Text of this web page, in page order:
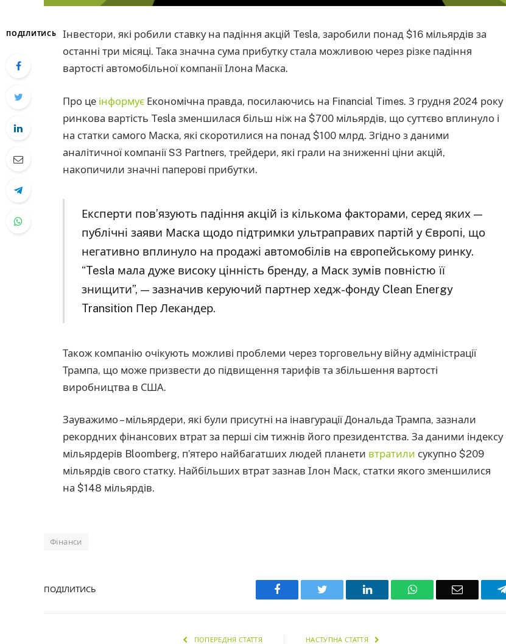
ПОДІЛИТИСЬ
Інвестори, які робили ставку на падіння акцій Tesla, заробили понад $16 мільярдів за
останні три місяці. Така значна сума прибутку стала можливою через різке падіння
вартості автомобільної компанії Ілона Маска.
Про це інформує Економічна правда, посилаючись на Financial Times. З грудня 2024 року
ринкова вартість Tesla зменшилася більш ніж на $700 мільярдів, що суттєво вплинуло і
на статки самого Маска, які скоротилися на понад $100 млрд. Згідно з даними
аналітичної компанії S3 Partners, трейдери, які грали на зниженні ціни акцій,
накопичили значні паперові прибутки.
Експерти пов’язують падіння акцій із кількома факторами, серед яких —
публічні заяви Маска щодо підтримки ультраправих партій у Європі, що
негативно вплинуло на продажі автомобілів на європейському ринку.
“Tesla мала дуже високу цінність бренду, а Маск зумів повністю її
знищити”, — зазначив керуючий партнер хедж-фонду Clean Energy
Transition Пер Лекандер.
Також компанію очікують можливі проблеми через торговельну війну адміністрації
Трампа, що може призвести до підвищення тарифів та збільшення вартості
виробництва в США.
Зауважимо – мільярдери, які були присутні на інавгурації Дональда Трампа, зазнали
рекордних фінансових втрат за перші сім тижнів його президентства. За даними індексу
мільярдерів Bloomberg, п’ятеро найбагатших людей планети втратили сукупно $209
мільярдів свого статку. Найбільших втрат зазнав Ілон Маск, статки якого зменшилися
на $148 мільярдів.
Фінанси
ПОДІЛИТИСЬ Facebook Twitter LinkedIn WhatsAppEmail
ПОПЕРЕДНЯ СТАТТЯ НАСТУПНА СТАТТЯ